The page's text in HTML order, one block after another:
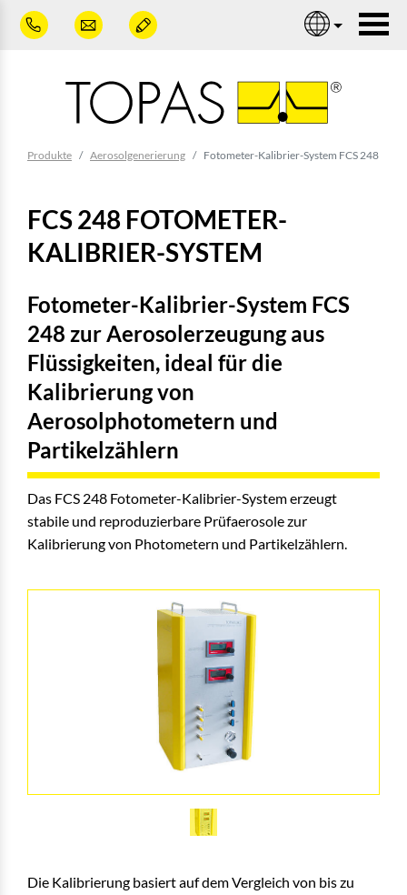
Zum Hauptinhalt springen
Produkte Aerosolgenerierung Fotometer-Kalibrier-System FCS 248
FCS 248 FOTOMETER-
KALIBRIER-SYSTEM
Fotometer-Kalibrier-System FCS
248 zur Aerosolerzeugung aus
Flüssigkeiten, ideal für die
Kalibrierung von
Aerosolphotometern und
Partikelzählern
Das FCS 248 Fotometer-Kalibrier-System erzeugt
stabile und reproduzierbare Prüfaerosole zur
Kalibrierung von Photometern und Partikelzählern.
Die Kalibrierung basiert auf dem Vergleich von bis zu